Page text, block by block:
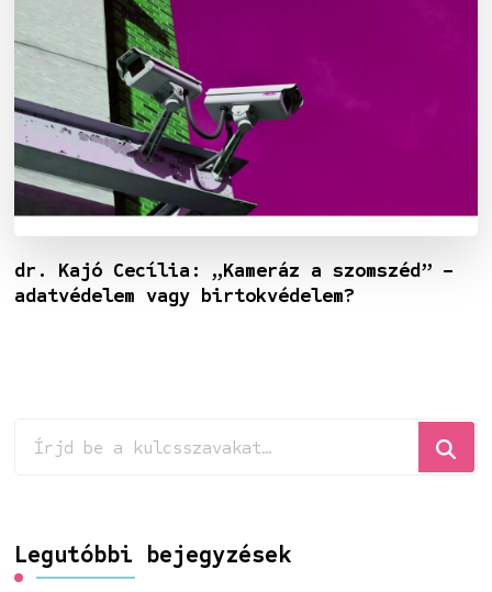
dr. Kajó Cecília: „Kameráz a szomszéd” –
adatvédelem vagy birtokvédelem?
Keresel
valamit?
Legutóbbi bejegyzések